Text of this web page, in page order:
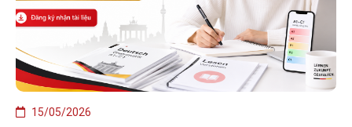
15/05/2026